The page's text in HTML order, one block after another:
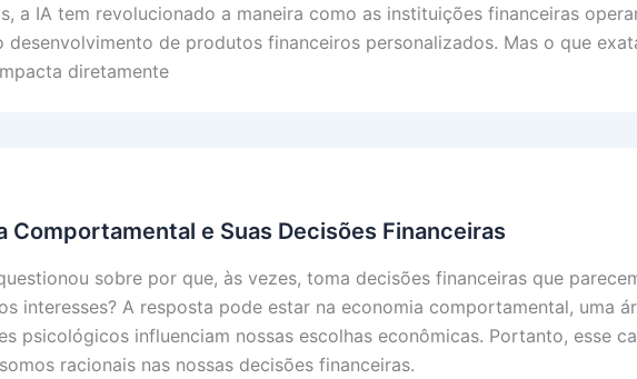
a IA tem revolucionado a maneira como as instituições financeiras
desenvolvimento de produtos financeiros personalizados. Mas o que
diretamente
Comportamental e Suas Decisões Financeiras
sobre por que, às vezes, toma decisões financeiras que
interesses? A resposta pode estar na economia comportamental, uma
psicológicos influenciam nossas escolhas econômicas. Portanto, esse
racionais nas nossas decisões financeiras.